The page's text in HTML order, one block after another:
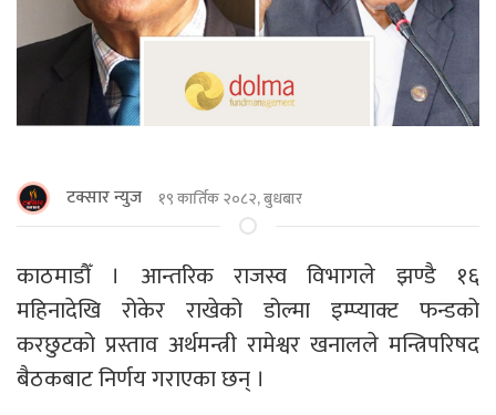
टक्सार न्युज १९ कार्तिक २०८२, बुधबार
काठमाडौँ । आन्तरिक राजस्व विभागले झण्डै १६
महिनादेखि रोकेर राखेको डोल्मा इम्प्याक्ट फन्डको
करछुटको प्रस्ताव अर्थमन्त्री रामेश्वर खनालले मन्त्रिपरिषद
बैठकबाट निर्णय गराएका छन् ।